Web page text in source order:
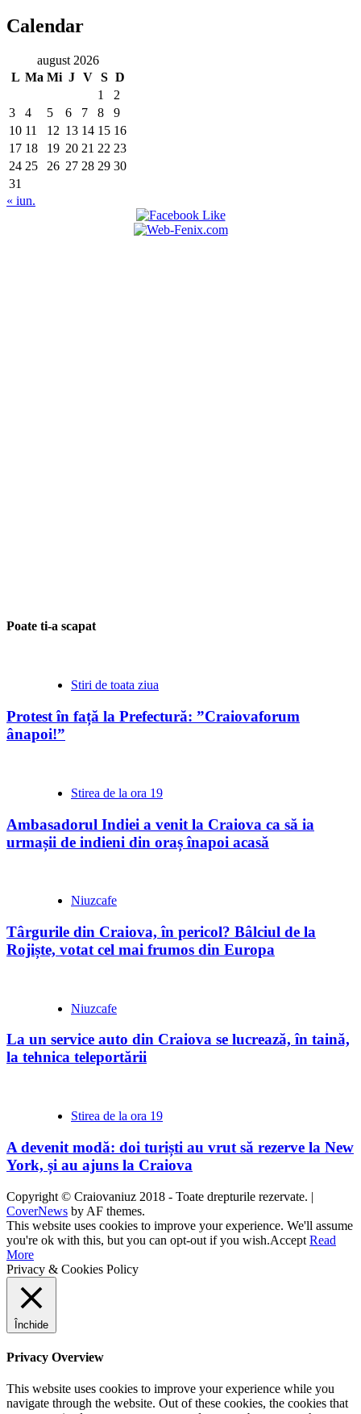
Calendar
august 2026
L Ma Mi J V S D
1
2
3
4 5 6 7 8
9
10 11 12 13 14 15 16
17 18 19 20 21 22 23
24 25 26 27 28 29 30
31
« iun.
Poate ti-a scapat
Stiri de toata ziua
Protest în față la Prefectură: ”Craiovaforum
ânapoi!”
Stirea de la ora 19
Ambasadorul Indiei a venit la Craiova ca să ia
urmașii de indieni din oraș înapoi acasă
Niuzcafe
Târgurile din Craiova, în pericol? Bâlciul de la
Rojiște, votat cel mai frumos din Europa
Niuzcafe
La un service auto din Craiova se lucrează, în taină,
la tehnica teleportării
Stirea de la ora 19
A devenit modă: doi turiști au vrut să rezerve la New
York, și au ajuns la Craiova
Copyright © Craiovaniuz 2018 - Toate drepturile rezervate. |
CoverNews by AF themes.
This website uses cookies to improve your experience. We'll assume
you're ok with this, but you can opt-out if you wish.Accept Read
More
Privacy & Cookies Policy
Închide
Privacy Overview
This website uses cookies to improve your experience while you
navigate through the website. Out of these cookies, the cookies that